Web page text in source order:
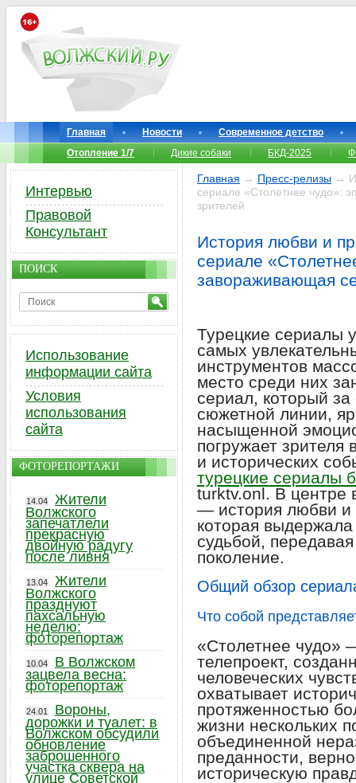
Главная Новости
Современное детство
Отопление 1/7
Дикие собаки БКД-2025
Главная → Пресс-релизы →
сериале «Столетнее чудо»:
зрителей
История любви и
сериале
завораживающая
Турецкие сериалы
самых
инструментов
место среди них
сериал, который за
сюжетной линии,
насыщенной
погружает зрителя
и исторических
турецкие сериалы
turktv.onl. В центре
— история любви и
которая
судьбой,
поколение.
Общий обзор
Что собой
«Столетнее чудо»
телепроект,
человеческих
охватывает
протяженностью
жизни нескольких
объединенной
преданности,
историческую
Интервью
Правовой
Консультант
ПОИСК
Использование
информации сайта
Условия
использования
сайта
ФОТОРЕПОРТАЖИ
14.04
Жители
Волжского
запечатлели
прекрасную
двойную радугу
после ливня
13.04
Жители
Волжского
празднуют
пахсальную
неделю:
фоторепортаж
10.04
В Волжском
зацвела весна:
фоторепортаж
24.01
Вороны,
дорожки и туалет: в
Волжском обсудили
обновление
заброшенного
участка сквера на
улице Советской